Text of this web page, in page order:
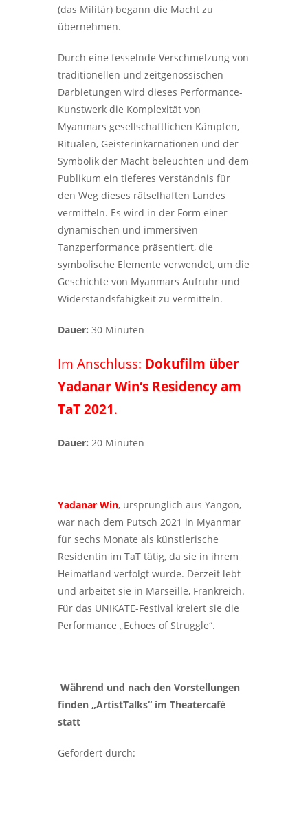
(das Militär) begann die Macht zu
übernehmen.
Durch eine fesselnde Verschmelzung von
traditionellen und zeitgenössischen
Darbietungen wird dieses Performance-
Kunstwerk die Komplexität von
Myanmars gesellschaftlichen Kämpfen,
Ritualen, Geisterinkarnationen und der
Symbolik der Macht beleuchten und dem
Publikum ein tieferes Verständnis für
den Weg dieses rätselhaften Landes
vermitteln. Es wird in der Form einer
dynamischen und immersiven
Tanzperformance präsentiert, die
symbolische Elemente verwendet, um die
Geschichte von Myanmars Aufruhr und
Widerstandsfähigkeit zu vermitteln.
Dauer: 30 Minuten
Im Anschluss: Dokufilm über
Yadanar Win‘s Residency am
TaT 2021.
Dauer: 20 Minuten
Yadanar Win, ursprünglich aus Yangon,
war nach dem Putsch 2021 in Myanmar
für sechs Monate als künstlerische
Residentin im TaT tätig, da sie in ihrem
Heimatland verfolgt wurde. Derzeit lebt
und arbeitet sie in Marseille, Frankreich.
Für das UNIKATE-Festival kreiert sie die
Performance „Echoes of Struggle“.
Während und nach den Vorstellungen
finden „ArtistTalks“ im Theatercafé
statt
Gefördert durch: